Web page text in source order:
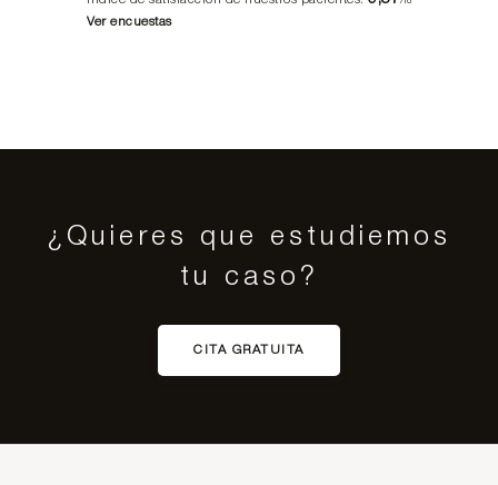
/10
Ver encuestas
¿Quieres que estudiemos
tu caso?
CITA GRATUITA